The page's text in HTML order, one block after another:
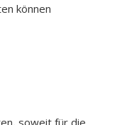
können
soweit für die